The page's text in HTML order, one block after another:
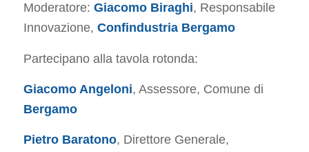
Moderatore: Giacomo Biraghi, Responsabile
Innovazione, Confindustria Bergamo
Partecipano alla tavola rotonda:
Giacomo Angeloni, Assessore, Comune di
Bergamo
Pietro Baratono, Direttore Generale,